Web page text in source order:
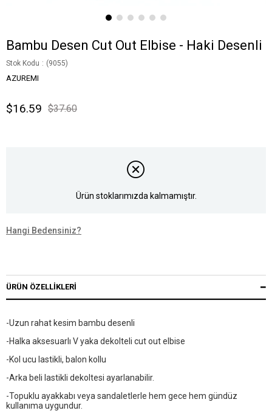
Bambu Desen Cut Out Elbise - Haki Desenli
Stok Kodu (9055)
AZUREMI
$37.60
$16.59
Ürün stoklarımızda kalmamıştır.
Hangi Bedensiniz?
ÜRÜN ÖZELLIKLERI
-Uzun rahat kesim bambu desenli
-Halka aksesuarlı V yaka dekolteli cut out elbise
-Kol ucu lastikli, balon kollu
-Arka beli lastikli dekoltesi ayarlanabilir.
-Topuklu ayakkabı veya sandaletlerle hem gece hem gündüz
kullanıma uygundur.